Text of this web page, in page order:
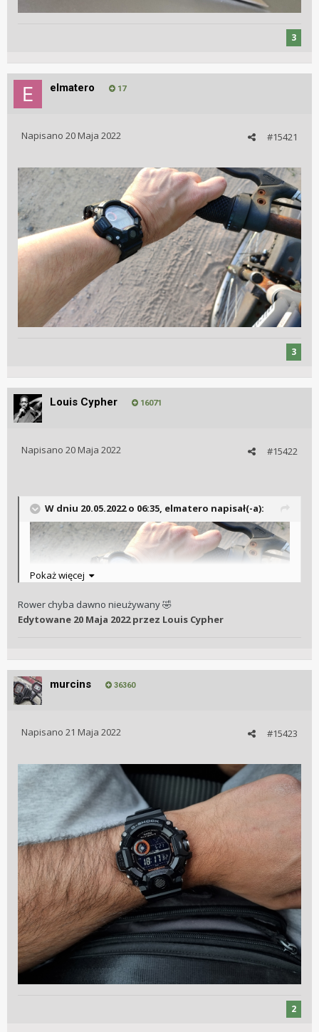
3
elmatero 17
#15421
Napisano 20 Maja 2022
3
Louis Cypher 16071
#15422
Napisano 20 Maja 2022
W dniu 20.05.2022 o 06:35, elmatero napisał(-a):
Pokaż więcej
Rower chyba dawno nieużywany 🤣
Edytowane 20 Maja 2022przez Louis Cypher
murcins 36360
#15423
Napisano 21 Maja 2022
2